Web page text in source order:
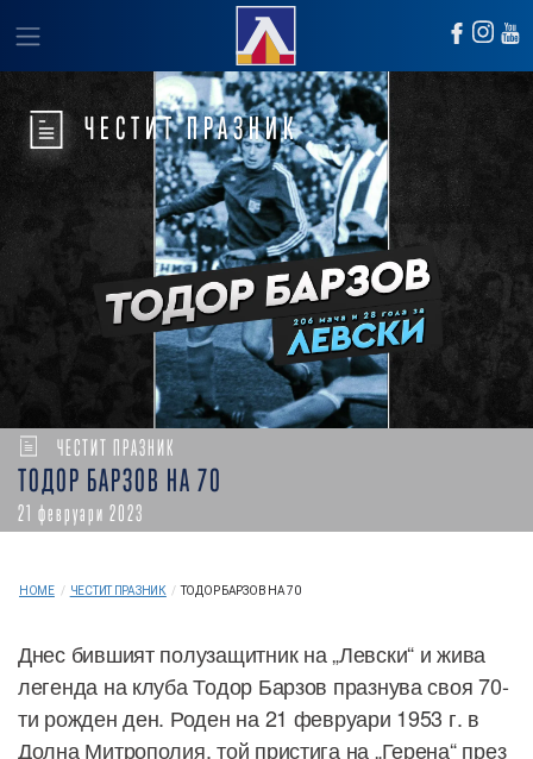
ЧЕСТИТ ПРАЗНИК
ЧЕСТИТ ПРАЗНИК
ТОДОР БАРЗОВ НА 70
21 февруари 2023
HOME / ЧЕСТИТ ПРАЗНИК / ТОДОР БАРЗОВ НА 70
Днес бившият полузащитник на „Левски“ и жива
легенда на клуба Тодор Барзов празнува своя 70-
ти рожден ден. Роден на 21 февруари 1953 г. в
Долна Митрополия, той пристига на „Герена“ през